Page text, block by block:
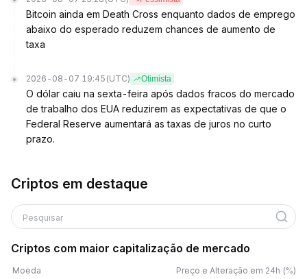
Bitcoin ainda em Death Cross enquanto dados de emprego
abaixo do esperado reduzem chances de aumento de
taxa
2026-08-07 19:45 (UTC) Otimista
O dólar caiu na sexta-feira após dados fracos do mercado
de trabalho dos EUA reduzirem as expectativas de que o
Federal Reserve aumentará as taxas de juros no curto
prazo.
Criptos em destaque
Pesquisar
Criptos com maior capitalização de mercado
Moeda Preço e Alteração em 24h (%)